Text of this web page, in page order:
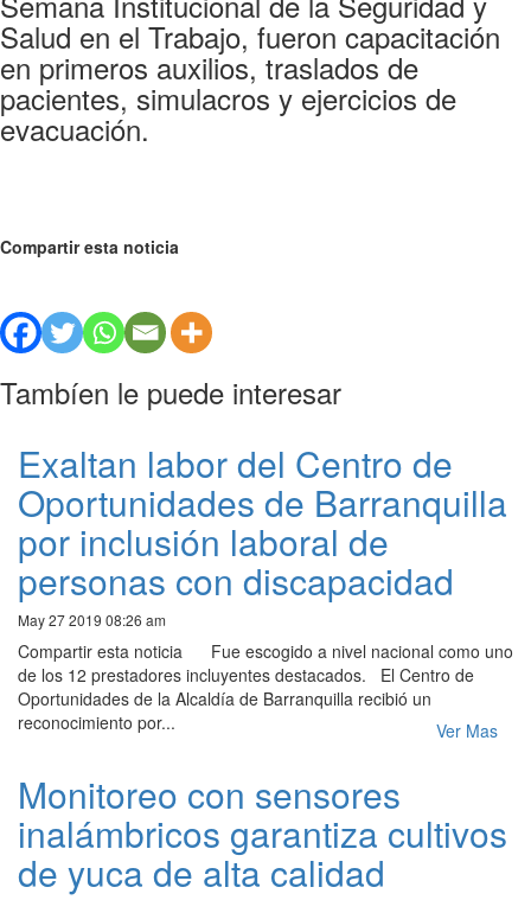
Salud en el Trabajo, fueron capacitación
en primeros auxilios, traslados de
pacientes, simulacros y ejercicios de
evacuación.
Compartir esta noticia
Tambíen le puede interesar
Exaltan labor del Centro de
Oportunidades de Barranquilla
por inclusión laboral de
personas con discapacidad
May 27 2019 08:26 am
Compartir esta noticia Fue escogido a nivel nacional como uno
de los 12 prestadores incluyentes destacados. El Centro de
Oportunidades de la Alcaldía de Barranquilla recibió un
reconocimiento por...
Ver Mas
Monitoreo con sensores
inalámbricos garantiza cultivos
de yuca de alta calidad